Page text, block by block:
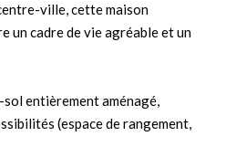
ville, cette maison
un cadre de vie agréable et un
sol entièrement aménagé,
(espace de rangement,